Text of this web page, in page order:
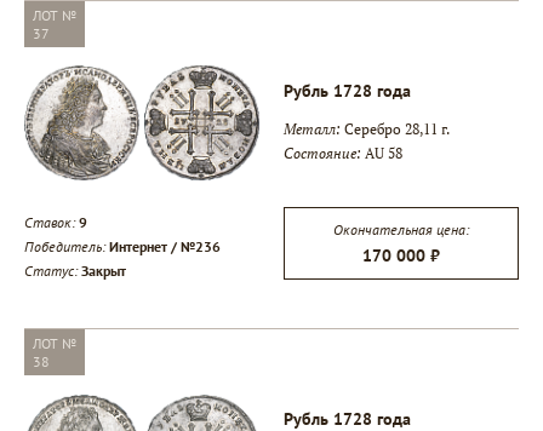
ЛОТ №
37
Рубль 1728 года
Металл: Серебро 28,11 г.
Состояние: AU 58
Ставок:9
Победитель: Интернет / №236
Статус:Закрыт
Окончательная цена:
170 000 ₽
ЛОТ №
38
Рубль 1728 года